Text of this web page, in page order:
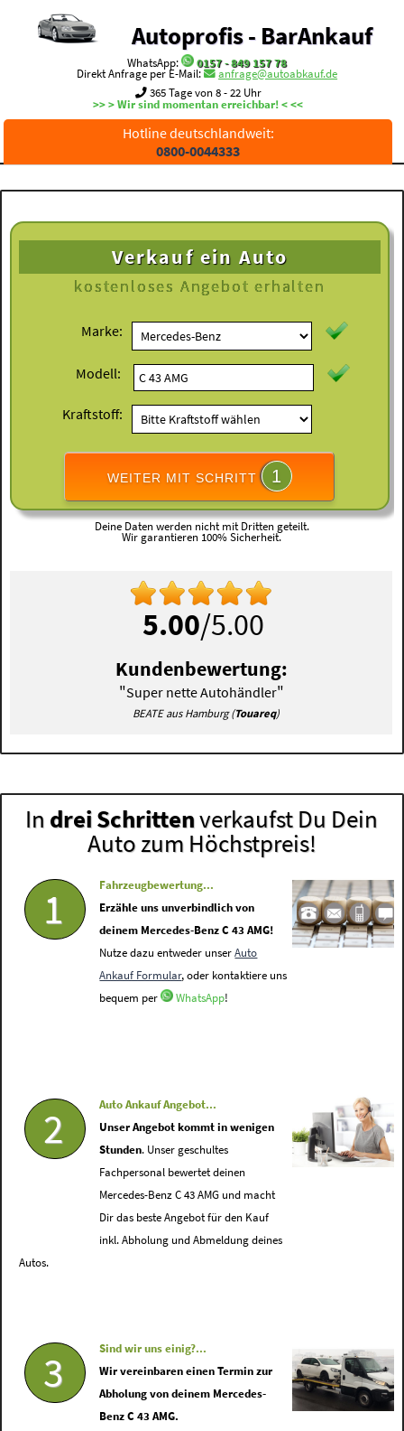
Autoprofis - BarAnkauf
WhatsApp:
0157 - 849 157 78
Direkt Anfrage per E-Mail:
anfrage@autoabkauf.de
365 Tage von 8 - 22 Uhr
>> > Wir sind momentan erreichbar! < <<
Hotline deutschlandweit:
0800-0044333
Verkauf ein Auto
kostenloses Angebot erhalten
Marke:
Modell:
Kraftstoff:
WEITER MIT SCHRITT 1
Deine Daten werden nicht mit Dritten geteilt.
Wir garantieren 100% Sicherheit.
5.00/5.00
Kundenbewertung:
"Super nette Autohändler"
BEATE aus Hamburg (Touareq)
In drei Schrittenverkaufst Du Dein
Auto zum Höchstpreis!
1
Fahrzeugbewertung...
Erzähle uns unverbindlich von
deinem Mercedes-Benz C 43 AMG!
Nutze dazu entweder unserAuto
Ankauf Formular, oder kontaktiere uns
bequem per
WhatsApp!
2
Auto Ankauf Angebot...
Unser Angebot kommt in wenigen
Stunden. Unser geschultes
Fachpersonal bewertet deinen
Mercedes-Benz C 43 AMG und macht
Dir das beste Angebot für den Kauf
inkl. Abholung und Abmeldung deines
Autos.
3
Sind wir uns einig?...
Wir vereinbaren einen Termin zur
Abholung von deinem Mercedes-
Benz C 43 AMG.